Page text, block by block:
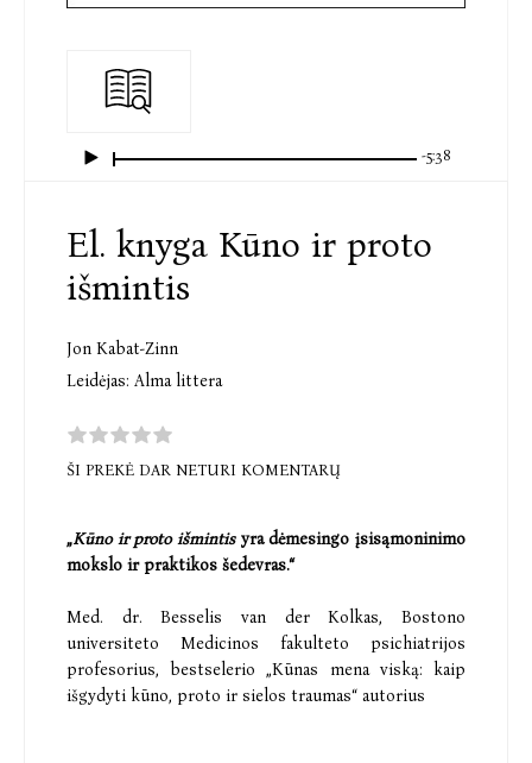
-5:38
El. knyga Kūno ir proto
išmintis
Jon Kabat-Zinn
Leidėjas: Alma littera
ŠI PREKĖ DAR NETURI KOMENTARŲ
„Kūno ir proto išmintisyra dėmesingo įsisąmoninimo
mokslo ir praktikos šedevras.“
Med. dr. Besselis van der Kolkas, Bostono
universiteto Medicinos fakulteto psichiatrijos
profesorius, bestselerio „Kūnas mena viską: kaip
išgydyti kūno, proto ir sielos traumas“ autorius